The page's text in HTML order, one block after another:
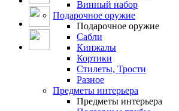
Винный набор
Подарочное оружие
Подарочное оружие
Сабли
Кинжалы
Кортики
Стилеты, Трости
Разное
Предметы интерьера
Предметы интерьера